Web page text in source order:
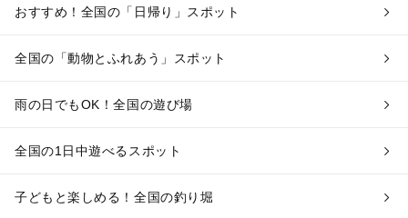
おすすめ！全国の「日帰り」スポット
全国の「動物とふれあう」スポット
雨の日でもOK！全国の遊び場
全国の1日中遊べるスポット
子どもと楽しめる！全国の釣り堀